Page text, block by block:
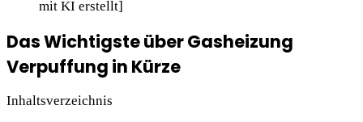
mit KI erstellt]
Das Wichtigste über Gasheizung
Verpuffung in Kürze
Inhaltsverzeichnis